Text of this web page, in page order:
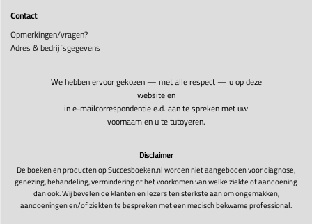
Contact
Opmerkingen/vragen?
Adres & bedrijfsgegevens
We hebben ervoor gekozen — met alle respect — u op deze
website en
in e-mailcorrespondentie e.d. aan te spreken met uw
voornaam en u te tutoyeren.
Disclaimer
De boeken en producten op Succesboeken.nl worden niet aangeboden voor diagnose,
genezing, behandeling, vermindering of het voorkomen van welke ziekte of aandoening
dan ook. Wij bevelen de klanten en lezers ten sterkste aan om ongemakken,
aandoeningen en/of ziekten te bespreken met een medisch bekwame professional.